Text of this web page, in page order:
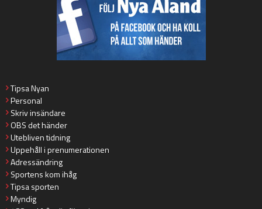
Tipsa Nyan
Personal
Skriv insändare
OBS det händer
Utebliven tidning
Uppehåll i prenumerationen
Adressändring
Sportens kom ihåg
Tipsa sporten
Myndig